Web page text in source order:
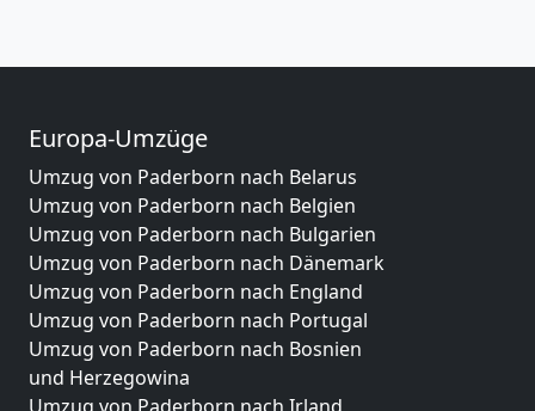
Europa-Umzüge
Umzug von Paderborn nach Belarus
Umzug von Paderborn nach Belgien
Umzug von Paderborn nach Bulgarien
Umzug von Paderborn nach Dänemark
Umzug von Paderborn nach England
Umzug von Paderborn nach Portugal
Umzug von Paderborn nach Bosnien
und Herzegowina
Umzug von Paderborn nach Irland